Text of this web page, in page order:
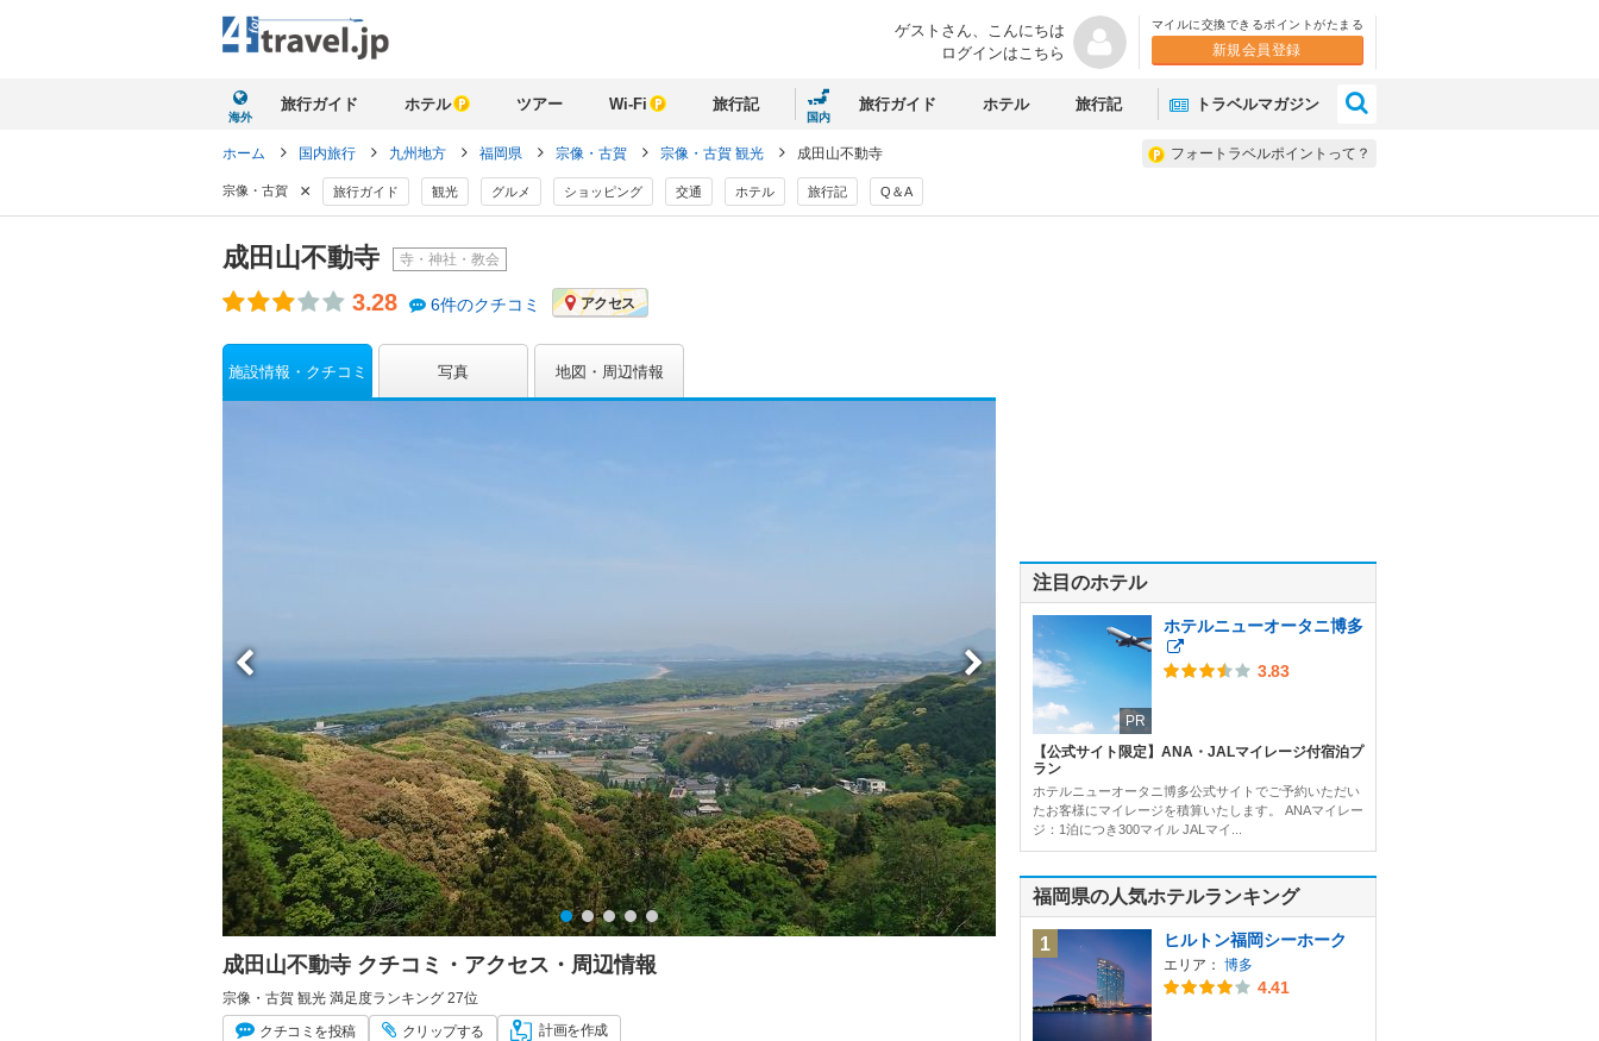
ゲストさん、 こんにちは
ログインはこちら
マイルに交換できるポイントがたまる
新規会員登録
海外
旅行ガイド ホテル ツアー Wi-Fi 旅行記
国内
旅行ガイド ホテル 旅行記 トラベルマガジン
フォートラベルポイントって？
ホーム 国内旅行 九州地方 福岡県 宗像・古賀 宗像・古賀 観光 成田山不動寺
宗像・古賀 × 旅行ガイド 観光 グルメ ショッピング 交通 ホテル 旅行記 Q＆A
成田山不動寺 寺・神社・教会
3.28 6件のクチコミ アクセス
施設情報・クチコミ 写真 地図・周辺情報
成田山不動寺 クチコミ・アクセス・周辺情報
宗像・古賀 観光 満足度ランキング 27位
クチコミ を投稿 クリップする 計画を作成
注目のホテル
PR
ホテルニューオータニ博多
3.83
【公式サイト限定】ANA・JALマイレージ付宿泊プ
ラン
ホテルニューオータニ博多公式サイトでご予約いただい
たお客様にマイレージを積算いたします。 ANAマイレー
ジ：1泊につき300マイル JALマイ...
福岡県の人気ホテルランキング
1 ヒルトン福岡シーホーク
エリア： 博多
4.41